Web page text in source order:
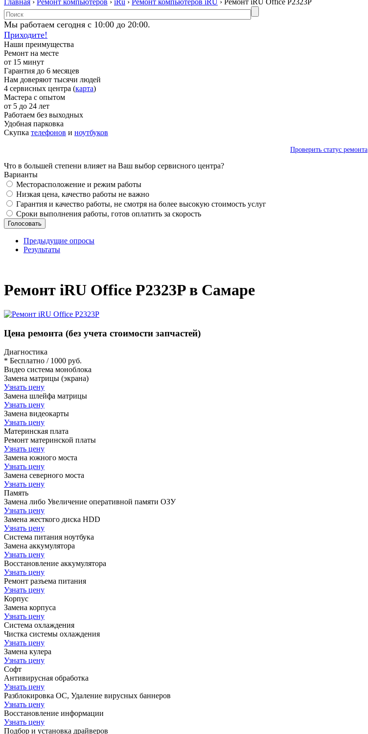
Главная › Ремонт компьютеров › iRu › Ремонт компьютеров iRU › Ремонт iRU Office P2323P
Мы работаем сегодня с 10:00 до 20:00.
Приходите!
Наши преимущества
Ремонт на месте
от 15 минут
Гарантия до 6 месяцев
Нам доверяют тысячи людей
4 сервисных центра (карта)
Мастера с опытом
от 5 до 24 лет
Работаем без выходных
Удобная парковка
Скупка телефонов и ноутбуков
Проверить статус ремонта
Что в большей степени влияет на Ваш выбор сервисного центра?
Варианты
Месторасположение и режим работы
Низкая цена, качество работы не важно
Гарантия и качество работы, не смотря на более высокую стоимость услуг
Сроки выполнения работы, готов оплатить за скорость
Предыдущие опросы
Результаты
Ремонт iRU Office P2323P в Самаре
Цена ремонта (без учета стоимости запчастей)
Диагностика
* Бесплатно / 1000 руб.
Видео система моноблока
Замена матрицы (экрана)
Узнать цену
Замена шлейфа матрицы
Узнать цену
Замена видеокарты
Узнать цену
Материнская плата
Ремонт материнской платы
Узнать цену
Замена южного моста
Узнать цену
Замена северного моста
Узнать цену
Память
Замена либо Увеличение оперативной памяти ОЗУ
Узнать цену
Замена жесткого диска HDD
Узнать цену
Система питания ноутбука
Замена аккумулятора
Узнать цену
Восстановление аккумулятора
Узнать цену
Ремонт разъема питания
Узнать цену
Корпус
Замена корпуса
Узнать цену
Система охлаждения
Чистка системы охлаждения
Узнать цену
Замена кулера
Узнать цену
Софт
Антивирусная обработка
Узнать цену
Разблокировка ОС, Удаление вирусных баннеров
Узнать цену
Восстановление информации
Узнать цену
Подбор и установка драйверов